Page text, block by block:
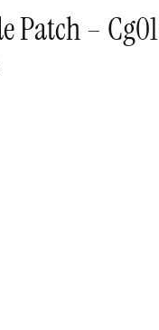
Patch –